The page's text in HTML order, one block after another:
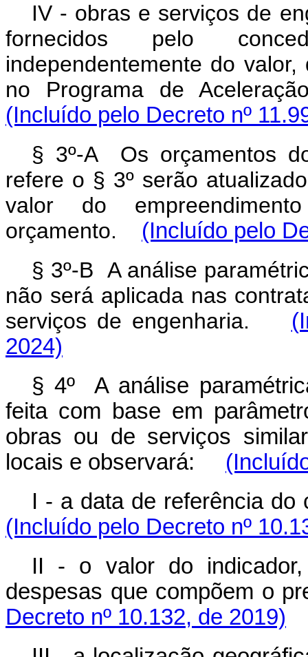
IV - obras e serviços de
fornecidos pelo
independentemente do
no Programa de
(Incluído pelo Decreto nº
§ 3º-A Os orçamentos
refere o § 3º serão
valor do
orçamento. (Incluído pelo
§ 3º-B A análise
não será aplicada nas
serviços de engenharia.
2024)
§ 4º A análise
feita com base em
obras ou de serviços
locais e observará:
I - a data de referência
(Incluído pelo Decreto nº
II - o valor do
despesas que compõem o
Decreto nº 10.132, de 2019)